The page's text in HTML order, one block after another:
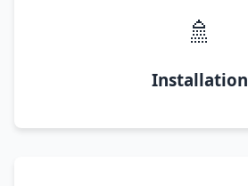
🚿
Installation